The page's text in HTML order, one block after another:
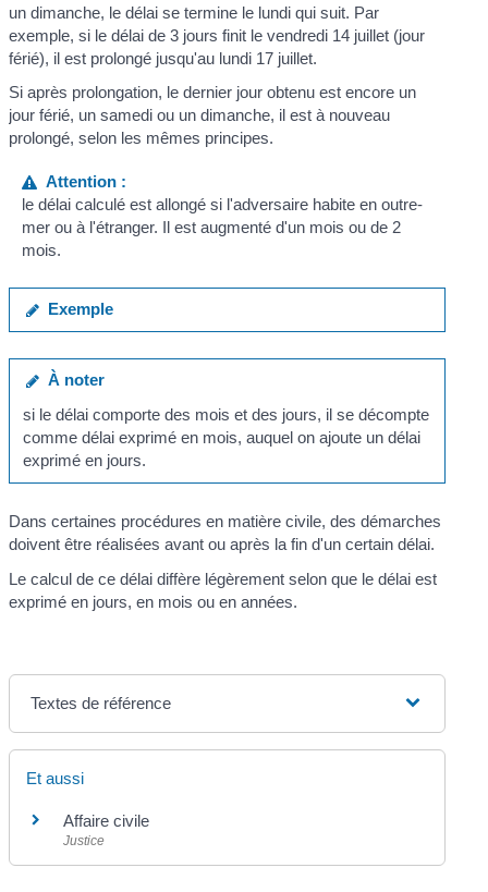
un dimanche, le délai se termine le lundi qui suit. Par
exemple, si le délai de 3 jours finit le vendredi 14 juillet (jour
férié), il est prolongé jusqu'au lundi 17 juillet.
Si après prolongation, le dernier jour obtenu est encore un
jour férié, un samedi ou un dimanche, il est à nouveau
prolongé, selon les mêmes principes.
Attention :
le délai calculé est allongé si l'adversaire habite en outre-
mer ou à l'étranger. Il est augmenté d'un mois ou de 2
mois.
Exemple
À noter
si le délai comporte des mois et des jours, il se décompte
comme délai exprimé en mois, auquel on ajoute un délai
exprimé en jours.
Dans certaines procédures en matière civile, des démarches
doivent être réalisées avant ou après la fin d'un certain délai.
Le calcul de ce délai diffère légèrement selon que le délai est
exprimé en jours, en mois ou en années.
Textes de référence
Et aussi
Affaire civile
Justice